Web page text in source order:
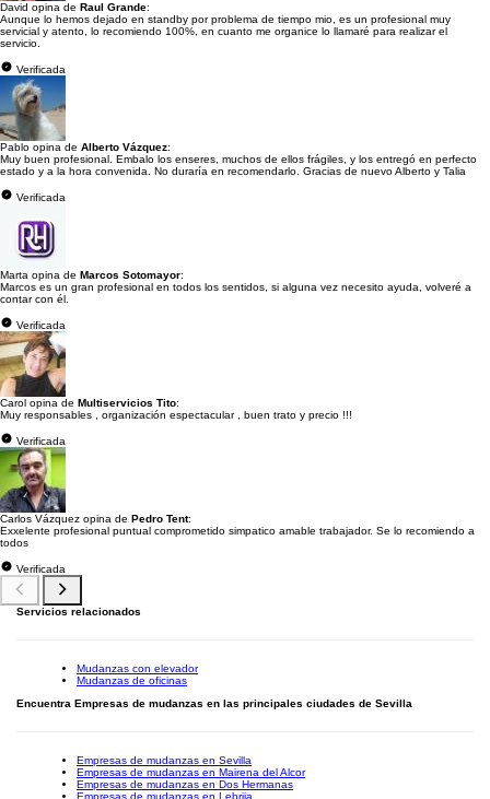
David opina de Raul Grande:
Aunque lo hemos dejado en standby por problema de tiempo mio, es un profesional muy
servicial y atento, lo recomiendo 100%, en cuanto me organice lo llamaré para realizar el
servicio.
Verificada
Pablo opina de Alberto Vázquez:
Muy buen profesional. Embalo los enseres, muchos de ellos frágiles, y los entregó en perfecto
estado y a la hora convenida. No duraría en recomendarlo. Gracias de nuevo Alberto y Talia
Verificada
Marta opina de Marcos Sotomayor:
Marcos es un gran profesional en todos los sentidos, si alguna vez necesito ayuda, volveré a
contar con él.
Verificada
Carol opina de Multiservicios Tito:
Muy responsables , organización espectacular , buen trato y precio !!!
Verificada
Carlos Vázquez opina de Pedro Tent:
Exxelente profesional puntual comprometido simpatico amable trabajador. Se lo recomiendo a
todos
Verificada
Servicios relacionados
Mudanzas con elevador
Mudanzas de oficinas
Encuentra Empresas de mudanzas en las principales ciudades de Sevilla
Empresas de mudanzas en Sevilla
Empresas de mudanzas en Mairena del Alcor
Empresas de mudanzas en Dos Hermanas
Empresas de mudanzas en Lebrija